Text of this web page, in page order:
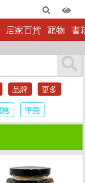
居家百貨 寵物 書
品牌
更多
筆畫